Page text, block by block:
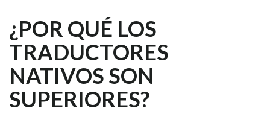
¿POR QUÉ LOS
TRADUCTORES
NATIVOS SON
SUPERIORES?